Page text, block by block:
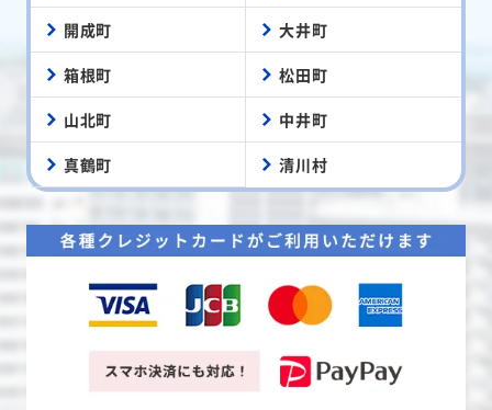
開成町 大井町
箱根町 松田町
山北町 中井町
真鶴町 清川村